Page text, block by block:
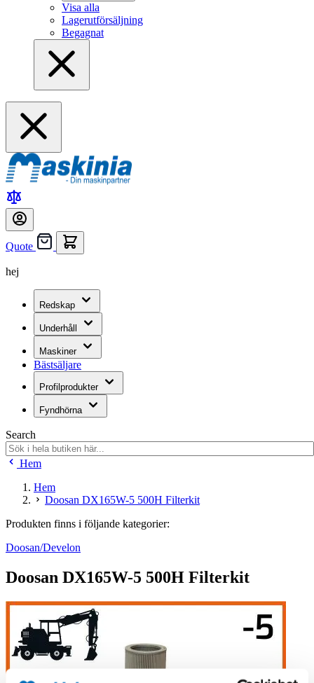
Visa alla
Lagerutförsäljning
Begagnat
Quote
hej
Redskap
Underhåll
Maskiner
Bästsäljare
Profilprodukter
Fyndhörna
Search
Hem
Hem
Doosan DX165W-5 500H Filterkit
Produkten finns i följande kategorier:
Doosan/Develon
Doosan DX165W-5 500H Filterkit